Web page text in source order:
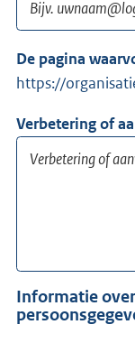
De pagina
https://
Verbetering of
Informatie